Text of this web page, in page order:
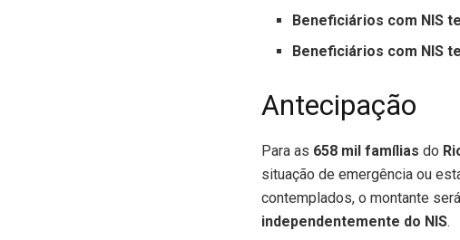
Beneficiários com NIS
Beneficiários com NIS
Antecipação
Para as 658 mil famílias do
situação de emergência ou
contemplados, o montante
independentemente do NIS.